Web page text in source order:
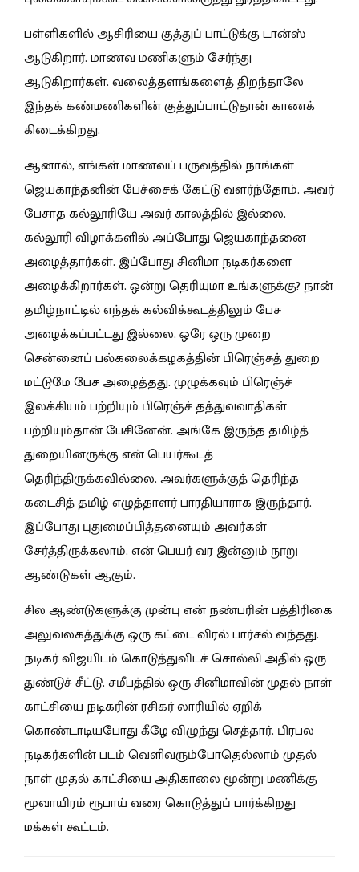
பள்ளிகளில் ஆசிரியை குத்துப் பாட்டுக்கு டான்ஸ்
ஆடுகிறார். மாணவ மணிகளும் சேர்ந்து
ஆடுகிறார்கள். வலைத்தளங்களைத் திறந்தாலே
இந்தக் கண்மணிகளின் குத்துப்பாட்டுதான் காணக்
கிடைக்கிறது.
ஆனால், எங்கள் மாணவப் பருவத்தில் நாங்கள்
ஜெயகாந்தனின் பேச்சைக் கேட்டு வளர்ந்தோம். அவர்
பேசாத கல்லூரியே அவர் காலத்தில் இல்லை.
கல்லூரி விழாக்களில் அப்போது ஜெயகாந்தனை
அழைத்தார்கள். இப்போது சினிமா நடிகர்களை
அழைக்கிறார்கள். ஒன்று தெரியுமா உங்களுக்கு? நான்
தமிழ்நாட்டில் எந்தக் கல்விக்கூடத்திலும் பேச
அழைக்கப்பட்டது இல்லை. ஒரே ஒரு முறை
சென்னைப் பல்கலைக்கழகத்தின் பிரெஞ்சுத் துறை
மட்டுமே பேச அழைத்தது. முழுக்கவும் பிரெஞ்ச்
இலக்கியம் பற்றியும் பிரெஞ்ச் தத்துவவாதிகள்
பற்றியும்தான் பேசினேன். அங்கே இருந்த தமிழ்த்
துறையினருக்கு என் பெயர்கூடத்
தெரிந்திருக்கவில்லை. அவர்களுக்குத் தெரிந்த
கடைசித் தமிழ் எழுத்தாளர் பாரதியாராக இருந்தார்.
இப்போது புதுமைப்பித்தனையும் அவர்கள்
சேர்த்திருக்கலாம். என் பெயர் வர இன்னும் நூறு
ஆண்டுகள் ஆகும்.
சில ஆண்டுகளுக்கு முன்பு என் நண்பரின் பத்திரிகை
அலுவலகத்துக்கு ஒரு கட்டை விரல் பார்சல் வந்தது.
நடிகர் விஜயிடம் கொடுத்துவிடச் சொல்லி அதில் ஒரு
துண்டுச் சீட்டு. சமீபத்தில் ஒரு சினிமாவின் முதல் நாள்
காட்சியை நடிகரின் ரசிகர் லாரியில் ஏறிக்
கொண்டாடியபோது கீழே விழுந்து செத்தார். பிரபல
நடிகர்களின் படம் வெளிவரும்போதெல்லாம் முதல்
நாள் முதல் காட்சியை அதிகாலை மூன்று மணிக்கு
மூவாயிரம் ரூபாய் வரை கொடுத்துப் பார்க்கிறது
மக்கள் கூட்டம்.